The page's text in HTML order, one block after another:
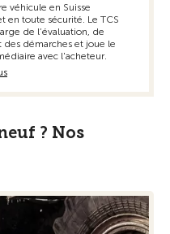
véhicule en Suisse
en toute sécurité. Le TCS
de l’évaluation, de
des démarches et joue le
avec l'acheteur.
? Nos